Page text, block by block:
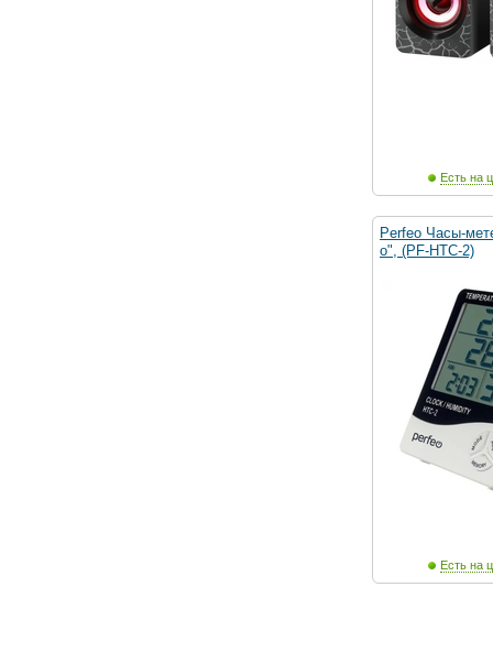
Есть на
Perfeo Часы-
o", (PF-HTC-2)
Есть на